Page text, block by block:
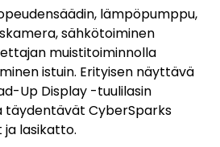
lämpöpumppu,
sähkötoiminen
muistitoiminnolla
istuin. Erityisen näyttävä
Up Display -tuulilasin
täydentävät CyberSparks
ja lasikatto.